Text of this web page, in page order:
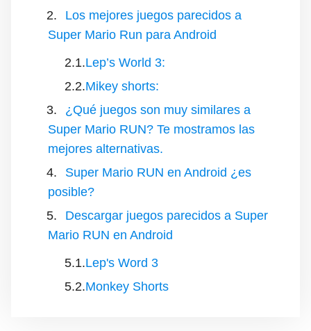
Los mejores juegos parecidos a
Super Mario Run para Android
Lep’s World 3:
Mikey shorts:
¿Qué juegos son muy similares a
Super Mario RUN? Te mostramos las
mejores alternativas.
Super Mario RUN en Android ¿es
posible?
Descargar juegos parecidos a Super
Mario RUN en Android
Lep's Word 3
Monkey Shorts